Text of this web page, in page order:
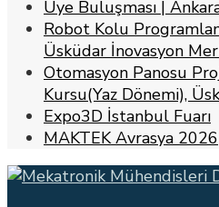
Üye Buluşması |
Robot Kolu
Üsküdar İnovasyon
Otomasyon Panosu
Kursu(Yaz Dönemi),
Expo3D İstanbul Fuarı
MAKTEK Avrasya 2026